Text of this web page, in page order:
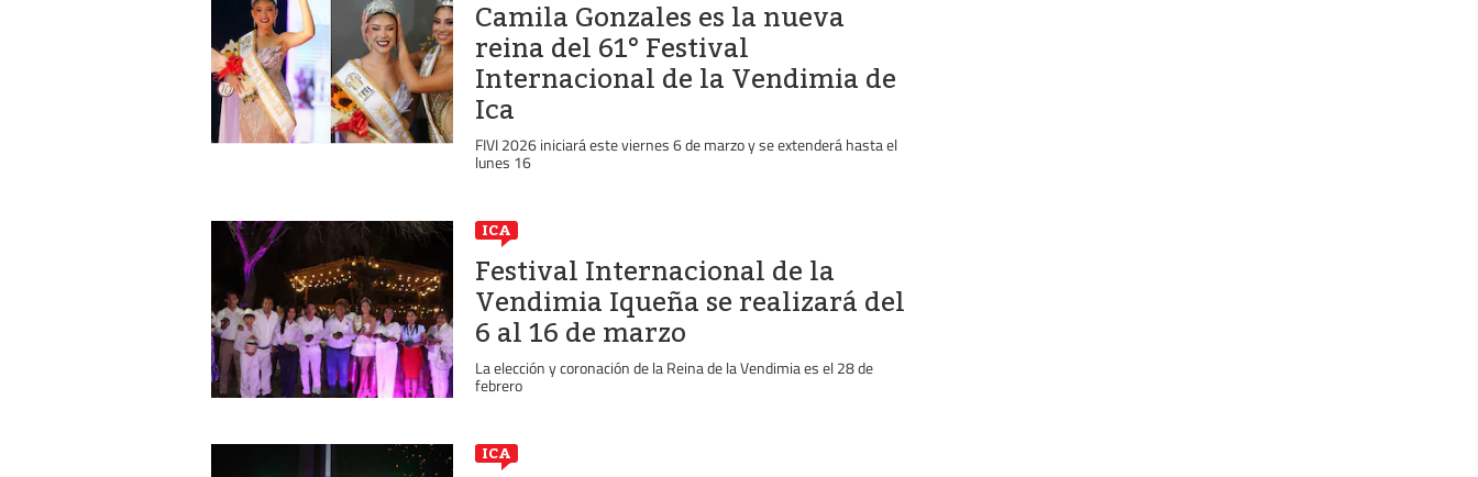
Camila Gonzales es la nueva
reina del 61° Festival
Internacional de la Vendimia de
Ica
FIVI 2026 iniciará este viernes 6 de marzo y se extenderá hasta el
lunes 16
ICA
Festival Internacional de la
Vendimia Iqueña se realizará del
6 al 16 de marzo
La elección y coronación de la Reina de la Vendimia es el 28 de
febrero
ICA